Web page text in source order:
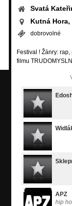
Svatá
Kutná Hora,
dobrovolné
Festival ! Žánry:
filmu
APZ
hip